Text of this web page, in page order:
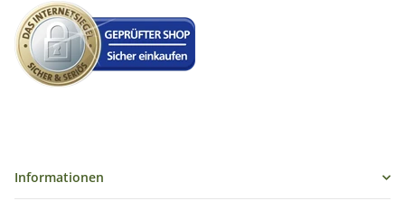
Informationen